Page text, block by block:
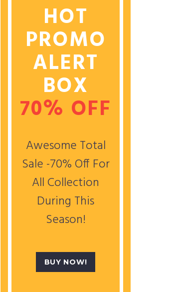
HOT
PROMO
ALERT
BOX
70% OFF
Awesome Total
Sale -70% Off For
All Collection
During This
Season!
BUY NOW!